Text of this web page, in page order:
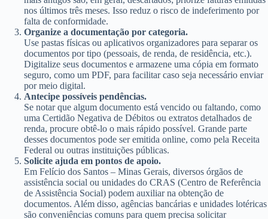
nos últimos três meses. Isso reduz o risco de indeferimento por
falta de conformidade.
Organize a documentação por categoria.
Use pastas físicas ou aplicativos organizadores para separar os
documentos por tipo (pessoais, de renda, de residência, etc.).
Digitalize seus documentos e armazene uma cópia em formato
seguro, como um PDF, para facilitar caso seja necessário enviar
por meio digital.
Antecipe possíveis pendências.
Se notar que algum documento está vencido ou faltando, como
uma Certidão Negativa de Débitos ou extratos detalhados de
renda, procure obtê-lo o mais rápido possível. Grande parte
desses documentos pode ser emitida online, como pela Receita
Federal ou outras instituições públicas.
Solicite ajuda em pontos de apoio.
Em Felício dos Santos – Minas Gerais, diversos órgãos de
assistência social ou unidades do CRAS (Centro de Referência
de Assistência Social) podem auxiliar na obtenção de
documentos. Além disso, agências bancárias e unidades lotéricas
são conveniências comuns para quem precisa solicitar